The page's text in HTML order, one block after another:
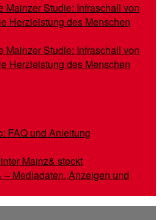
Mainzer Studie: Infraschall von
Herzleistung des Menschen
Mainzer Studie: Infraschall von
Herzleistung des Menschen
FAQ und Anleitung
Mainz& steckt
– Mediadaten, Anzeigen und